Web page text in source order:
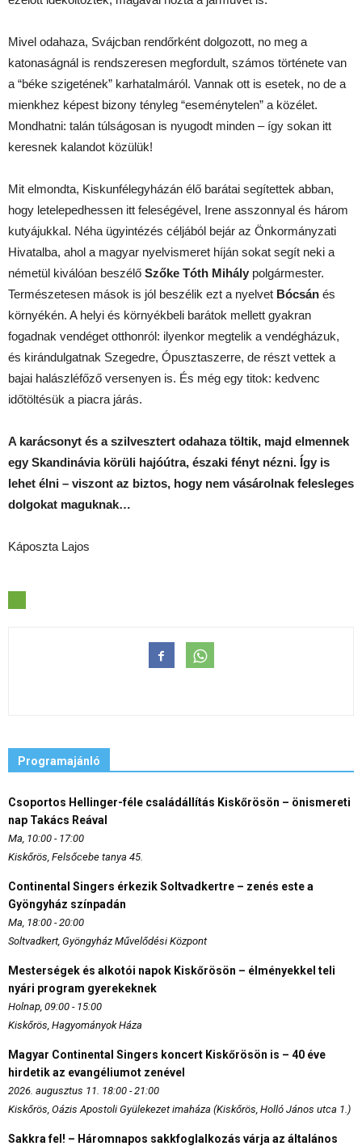
Mivel odahaza, Svájcban rendőrként dolgozott, no meg a
katonaságnál is rendszeresen megfordult, számos története van
a “béke szigetének” karhatalmáról. Vannak ott is esetek, no de a
mienkhez képest bizony tényleg “eseménytelen” a közélet.
Mondhatni: talán túlságosan is nyugodt minden – így sokan itt
keresnek kalandot közülük!
Mit elmondta, Kiskunfélegyházán élő barátai segítettek abban,
hogy letelepedhessen itt feleségével, Irene asszonnyal és három
kutyájukkal. Néha ügyintézés céljából bejár az Önkormányzati
Hivatalba, ahol a magyar nyelvismeret híján sokat segít neki a
németül kiválóan beszélő Szőke Tóth Mihály polgármester.
Természetesen mások is jól beszélik ezt a nyelvet Bócsán és
környékén. A helyi és környékbeli barátok mellett gyakran
fogadnak vendéget otthonról: ilyenkor megtelik a vendégházuk,
és kirándulgatnak Szegedre, Ópusztaszerre, de részt vettek a
bajai halászléfőző versenyen is. És még egy titok: kedvenc
időtöltésük a piacra járás.
A karácsonyt és a szilvesztert odahaza töltik, majd elmennek
egy Skandinávia körüli hajóútra, északi fényt nézni. Így is
lehet élni – viszont az biztos, hogy nem vásárolnak felesleges
dolgokat maguknak…
Káposzta Lajos
Programajánló
Csoportos Hellinger-féle családállítás Kiskőrösön – önismereti
nap Takács Reával
Ma, 10:00 - 17:00
Kiskőrös, Felsőcebe tanya 45.
Continental Singers érkezik Soltvadkertre – zenés este a
Gyöngyház színpadán
Ma, 18:00 - 20:00
Soltvadkert, Gyöngyház Művelődési Központ
Mesterségek és alkotói napok Kiskőrösön – élményekkel teli
nyári program gyerekeknek
Holnap, 09:00 - 15:00
Kiskőrös, Hagyományok Háza
Magyar Continental Singers koncert Kiskőrösön is – 40 éve
hirdetik az evangéliumot zenével
2026. augusztus 11. 18:00 - 21:00
Kiskőrös, Oázis Apostoli Gyülekezet imaháza (Kiskőrös, Holló János utca 1.)
Sakkra fel! – Háromnapos sakkfoglalkozás várja az általános